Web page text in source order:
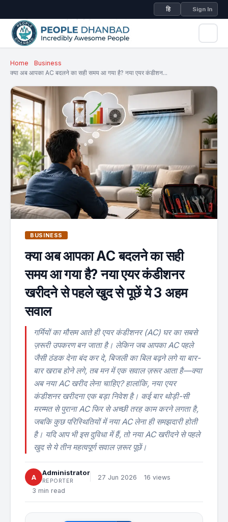
हि Sign In
Home
Business
क्या अब आपका AC बदलने का सही समय आ गया है? नया एयर कंडीशन...
BUSINESS
क्या अब आपका AC बदलने का सही
समय आ गया है? नया एयर कंडीशनर
खरीदने से पहले खुद से पूछें ये 3 अहम
सवाल
गर्मियों का मौसम आते ही एयर कंडीशनर (AC) घर का सबसे
ज़रूरी उपकरण बन जाता है। लेकिन जब आपका AC पहले
जैसी ठंडक देना बंद कर दे, बिजली का बिल बढ़ने लगे या बार-
बार खराब होने लगे, तब मन में एक सवाल ज़रूर आता है—क्या
अब नया AC खरीद लेना चाहिए? हालांकि, नया एयर
कंडीशनर खरीदना एक बड़ा निवेश है। कई बार थोड़ी-सी
मरम्मत से पुराना AC फिर से अच्छी तरह काम करने लगता है,
जबकि कुछ परिस्थितियों में नया AC लेना ही समझदारी होती
है। यदि आप भी इस दुविधा में हैं, तो नया AC खरीदने से पहले
खुद से ये तीन महत्वपूर्ण सवाल ज़रूर पूछें।
A
Administrator
REPORTER 27 Jun 2026
16 views
3 min read